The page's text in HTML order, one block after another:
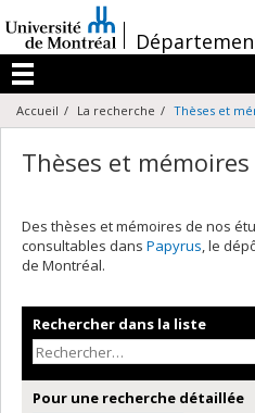
au
contenu
/
Menu
Accueil La recherche Thèses et
Thèses et mémoires
Des thèses et mémoires de nos
consultables dans Papyrus, le
de Montréal.
Rechercher dans la liste
Pour une recherche détaillée